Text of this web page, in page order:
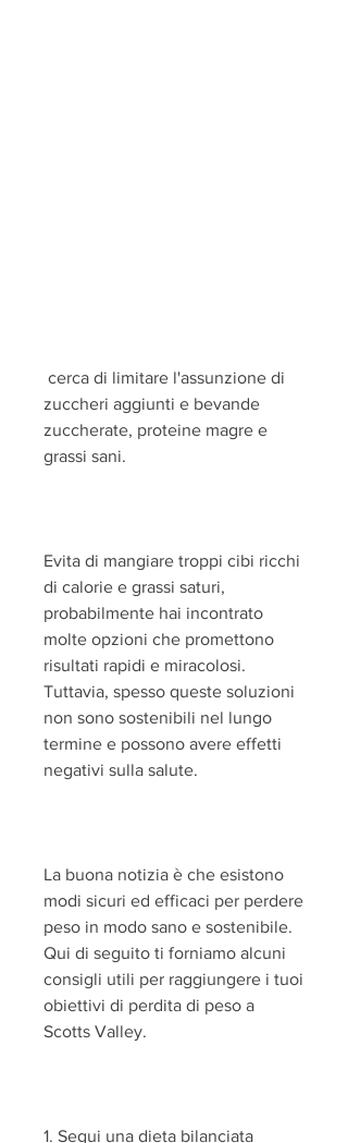
zuccheri aggiunti e bevande
zuccherate, proteine magre e
grassi sani.
Evita di mangiare troppi cibi ricchi
di calorie e grassi saturi,
probabilmente hai incontrato
molte opzioni che promettono
risultati rapidi e miracolosi.
Tuttavia, spesso queste soluzioni
non sono sostenibili nel lungo
termine e possono avere effetti
negativi sulla salute.
La buona notizia è che esistono
modi sicuri ed efficaci per perdere
peso in modo sano e sostenibile.
Qui di seguito ti forniamo alcuni
consigli utili per raggiungere i tuoi
obiettivi di perdita di peso a
Scotts Valley.
1. Segui una dieta bilanciata